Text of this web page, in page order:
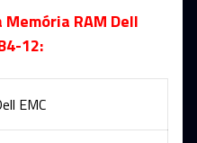
RAM Dell
12:
EMC